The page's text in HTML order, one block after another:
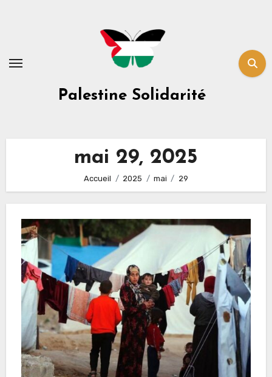
Palestine Solidarité
mai 29, 2025
Accueil 2025 mai 29